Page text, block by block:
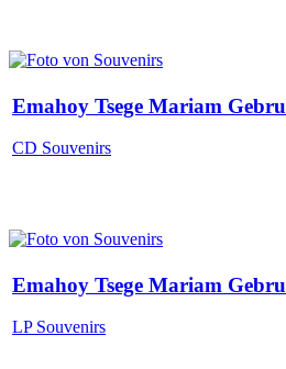
Emahoy Tsege Mariam Gebru
CD Souvenirs
Emahoy Tsege Mariam Gebru
LP Souvenirs